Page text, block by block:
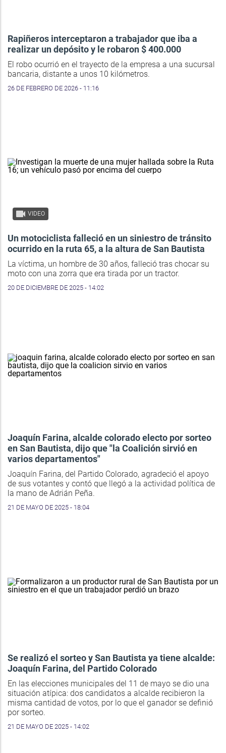
Rapiñeros interceptaron a trabajador que iba a
realizar un depósito y le robaron $ 400.000
El robo ocurrió en el trayecto de la empresa a una sucursal
bancaria, distante a unos 10 kilómetros.
26 DE FEBRERO DE 2026 - 11:16
VIDEO
Un motociclista falleció en un siniestro de tránsito
ocurrido en la ruta 65, a la altura de San Bautista
La víctima, un hombre de 30 años, falleció tras chocar su
moto con una zorra que era tirada por un tractor.
20 DE DICIEMBRE DE 2025 - 14:02
Joaquín Farina, alcalde colorado electo por sorteo
en San Bautista, dijo que "la Coalición sirvió en
varios departamentos"
Joaquín Farina, del Partido Colorado, agradeció el apoyo
de sus votantes y contó que llegó a la actividad política de
la mano de Adrián Peña.
21 DE MAYO DE 2025 - 18:04
Se realizó el sorteo y San Bautista ya tiene alcalde:
Joaquín Farina, del Partido Colorado
En las elecciones municipales del 11 de mayo se dio una
situación atípica: dos candidatos a alcalde recibieron la
misma cantidad de votos, por lo que el ganador se definió
por sorteo.
21 DE MAYO DE 2025 - 14:02